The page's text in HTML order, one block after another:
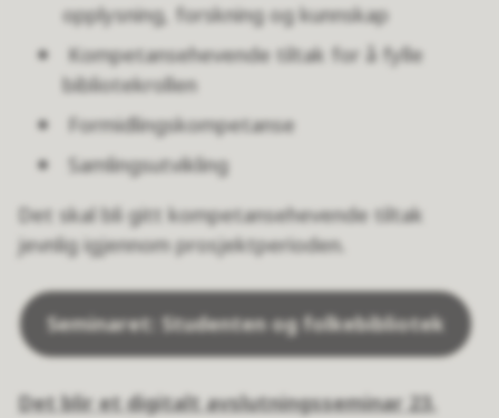
opplysning, forskning og kunnskap​
Kompetansehevende tiltak for å fylle
bibliotekrollen​
Formidlingskompetanse​
Samlingsutvikling
Det skal bli gitt kompetansehevende tiltak
jevnlig igjennom prosjektperioden.
Seminaret: Studenten og folkebibliotek
Det blir et digitalt avslutningsseminar 23.